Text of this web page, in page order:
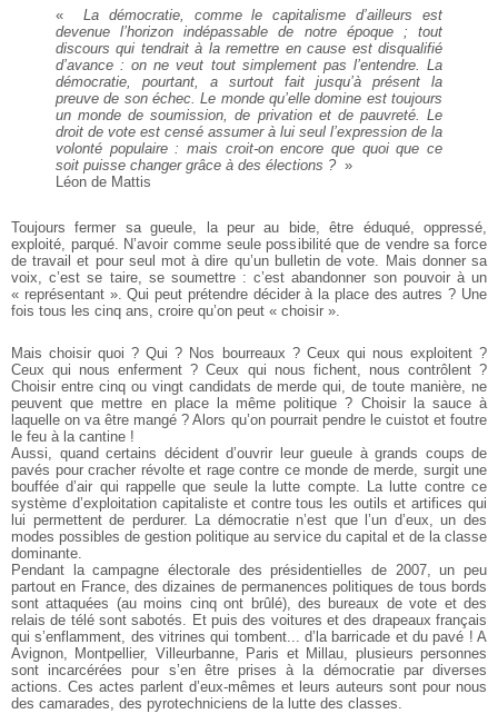
«
La démocratie, comme le capitalisme d’ailleurs est
devenue l’horizon indépassable de notre époque ; tout
discours qui tendrait à la remettre en cause est disqualifié
d’avance : on ne veut tout simplement pas l’entendre. La
démocratie, pourtant, a surtout fait jusqu’à présent la
preuve de son échec. Le monde qu’elle domine est toujours
un monde de soumission, de privation et de pauvreté. Le
droit de vote est censé assumer à lui seul l’expression de la
volonté populaire : mais croit-on encore que quoi que ce
soit puisse changer grâce à des élections ? »
Léon de Mattis
Toujours fermer sa gueule, la peur au bide, être éduqué, oppressé,
exploité, parqué. N’avoir comme seule possibilité que de vendre sa force
de travail et pour seul mot à dire qu’un bulletin de vote. Mais donner sa
voix, c’est se taire, se soumettre : c’est abandonner son pouvoir à un
« représentant ». Qui peut prétendre décider à la place des autres ? Une
fois tous les cinq ans, croire qu’on peut « choisir ».
Mais choisir quoi ? Qui ? Nos bourreaux ? Ceux qui nous exploitent ?
Ceux qui nous enferment ? Ceux qui nous fichent, nous contrôlent ?
Choisir entre cinq ou vingt candidats de merde qui, de toute manière, ne
peuvent que mettre en place la même politique ? Choisir la sauce à
laquelle on va être mangé ? Alors qu’on pourrait pendre le cuistot et foutre
le feu à la cantine !
Aussi, quand certains décident d’ouvrir leur gueule à grands coups de
pavés pour cracher révolte et rage contre ce monde de merde, surgit une
bouffée d’air qui rappelle que seule la lutte compte. La lutte contre ce
système d’exploitation capitaliste et contre tous les outils et artifices qui
lui permettent de perdurer. La démocratie n’est que l’un d’eux, un des
modes possibles de gestion politique au service du capital et de la classe
dominante.
Pendant la campagne électorale des présidentielles de 2007, un peu
partout en France, des dizaines de permanences politiques de tous bords
sont attaquées (au moins cinq ont brûlé), des bureaux de vote et des
relais de télé sont sabotés. Et puis des voitures et des drapeaux français
qui s’enflamment, des vitrines qui tombent... d’la barricade et du pavé ! A
Avignon, Montpellier, Villeurbanne, Paris et Millau, plusieurs personnes
sont incarcérées pour s’en être prises à la démocratie par diverses
actions. Ces actes parlent d’eux-mêmes et leurs auteurs sont pour nous
des camarades, des pyrotechniciens de la lutte des classes.